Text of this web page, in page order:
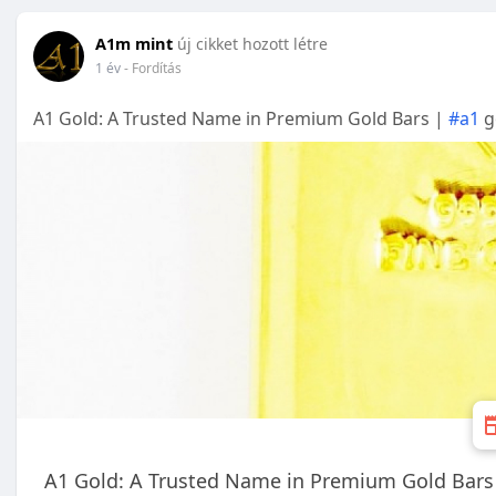
A1m mint új cikket hozott létre
1 év- Fordítás
A1 Gold: A Trusted Name in Premium Gold Bars | #a1
A1 Gold: A Trusted Name in Premium Gold Bars